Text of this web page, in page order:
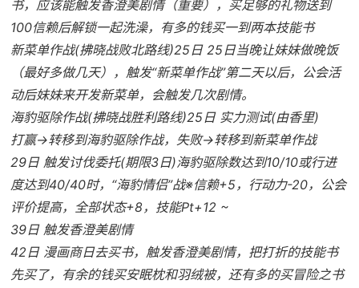
书，应该能触发香澄美剧情（重要），买足够的礼物送到
100信赖后解锁一起洗澡，有多的钱买一到两本技能书
新菜单作战(拂晓战败北路线)25日 25日当晚让妹妹做晚饭
（最好多做几天），触发“新菜单作战”第二天以后，公会活
动后妹妹来开发新菜单，会触发几次剧情。
海豹驱除作战(拂晓战胜利路线)25日 实力测试(由香里)
打赢→转移到海豹驱除作战，失败→转移到新菜单作战
29日 触发讨伐委托(期限3日)海豹驱除数达到10/10或行进
度达到40/40时，“海豹情侣”战※信赖+5，行动力-20，公会
评价提高，全部状态+8，技能Pt+12 ~
39日 触发香澄美剧情
42日 漫画商日去买书，触发香澄美剧情，把打折的技能书
先买了，有余的钱买安眠枕和羽绒被，还有多的买冒险之书